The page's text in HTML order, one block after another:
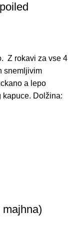
Z rokavi za vse 4
snemljivim
a lepo
kapuce. Dolžina: